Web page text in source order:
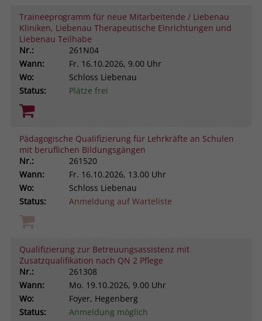
Traineeprogramm für neue Mitarbeitende / Liebenau
Kliniken, Liebenau Therapeutische Einrichtungen und
Liebenau Teilhabe
Nr.:
261N04
Wann:
Fr. 16.10.2026, 9.00 Uhr
Wo:
Schloss Liebenau
Status:
Plätze frei
Pädagogische Qualifizierung für Lehrkräfte an Schulen
mit beruflichen Bildungsgängen
Nr.:
261520
Wann:
Fr. 16.10.2026, 13.00 Uhr
Wo:
Schloss Liebenau
Status:
Anmeldung auf Warteliste
Qualifizierung zur Betreuungsassistenz mit
Zusatzqualifikation nach QN 2 Pflege
Nr.:
261308
Wann:
Mo. 19.10.2026, 9.00 Uhr
Wo:
Foyer, Hegenberg
Status:
Anmeldung möglich